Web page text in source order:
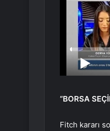
“BORSA
Fitch kararı